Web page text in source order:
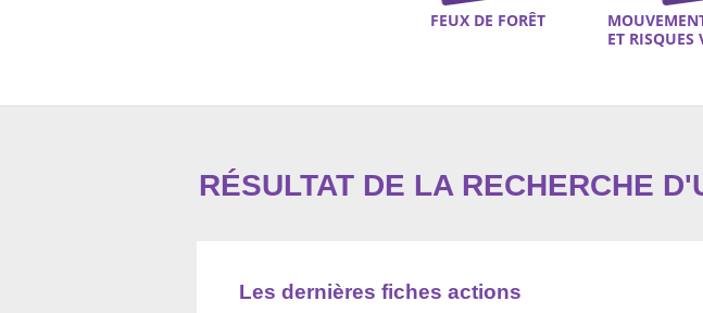
FEUX DE FORÊT
ET RISQUES
RÉSULTAT DE LA RECHERCHE
Les dernières fiches actions